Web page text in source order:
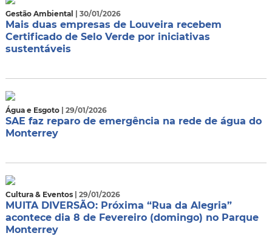
Gestão Ambiental | 30/01/2026
Mais duas empresas de Louveira recebem
Certificado de Selo Verde por iniciativas
sustentáveis
Água e Esgoto | 29/01/2026
SAE faz reparo de emergência na rede de água do
Monterrey
Cultura & Eventos | 29/01/2026
MUITA DIVERSÃO: Próxima “Rua da Alegria”
acontece dia 8 de Fevereiro (domingo) no Parque
Monterrey